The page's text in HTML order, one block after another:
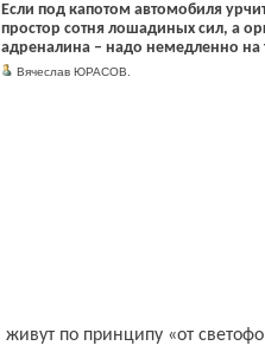
Если под капотом автомобиля
простор сотня лошадиных сил, а
адреналина – надо немедленно на
Вячеслав ЮРАСОВ.